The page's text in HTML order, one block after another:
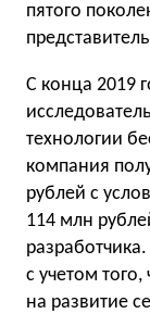
пятого
С конца 2019
технологии
компания
рублей с
114 млн
с учетом
на развитие